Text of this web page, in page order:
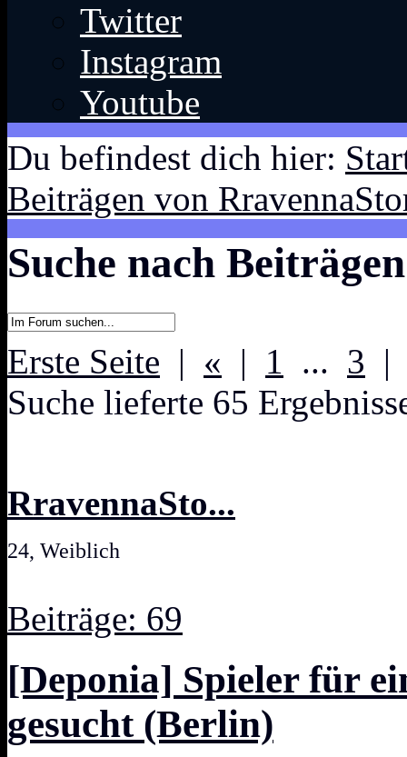
Twitter
Instagram
Youtube
Du befindest dich hier:
Beiträgen von
Suche nach
Erste Seite | « | 1 ... 3
Suche lieferte 65
RravennaSto...
24, Weiblich
Beiträge: 69
[Deponia] Spieler für
gesucht (Berlin)